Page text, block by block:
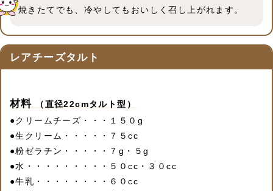
焼きたてでも、冷やしてもおいしく召し上がれます。
レアチーズタルト
材料 （直径22cmタルト型）
●クリームチーズ・・・１５０g
●生クリーム・・・・・７５cc
●粉ゼラチン・・・・・７g・５g
●水・・・・・・・・・５０cc・３０cc
●牛乳・・・・・・・・６０cc